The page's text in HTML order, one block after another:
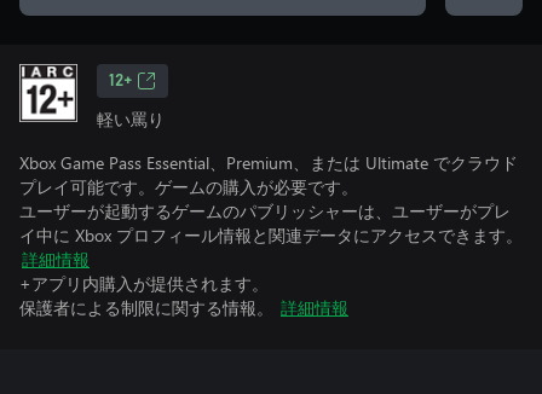
12+
軽い罵り
Xbox Game Pass Essential、Premium、または Ultimate でクラウド
プレイ可能です。ゲームの購入が必要です。
ユーザーが起動するゲームのパブリッシャーは、ユーザーがプレ
イ中に Xbox プロフィール情報と関連データにアクセスできます。
詳細情報
+アプリ内購入が提供されます。
保護者による制限に関する情報。
詳細情報